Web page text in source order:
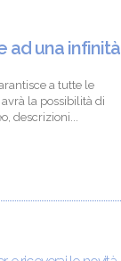
ad una infinità
a tutte le
la possibilità di
descrizioni...